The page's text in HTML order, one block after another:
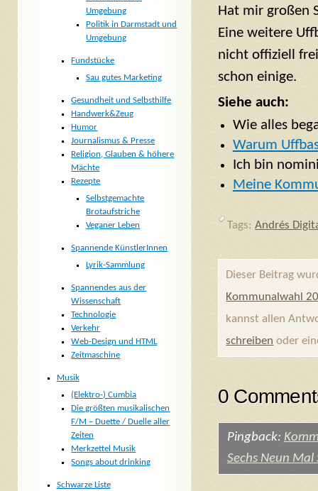
Hat mir großen
Eine weitere
nicht offiziell
schon einige.
Siehe auch:
Wie alles
Warum
Ich bin
Meine
Tags: Andrés
Dieser Beitrag
Kommunalwahl
kannst allen
schreiben oder
0
Pingback:
Sechs Neun Mal
Umgebung
Politik in Darmstadt und
Umgebung
Fundstücke
Sau gutes Marketing
Gesundheit und Selbsthilfe
Handwerk&Zeug
Humor
Journalismus & Presse
Religion, Glauben & höhere
Mächte
Rezepte
Selbstgemachte
Brotaufstriche
Veganer Leben
Spannende KünstlerInnen
Lyrik-Sammlung
Spannendes aus der
Wissenschaft
Technologie
Verkehr
Web-Design und HTML
Zeitmaschine
Musik
(Elektro-) Cumbia
Die größten musikalischen
F/M – Duette / Duelle aller
Zeiten
Merkzettel Musik
Songs about drinking
Schwarze Liste